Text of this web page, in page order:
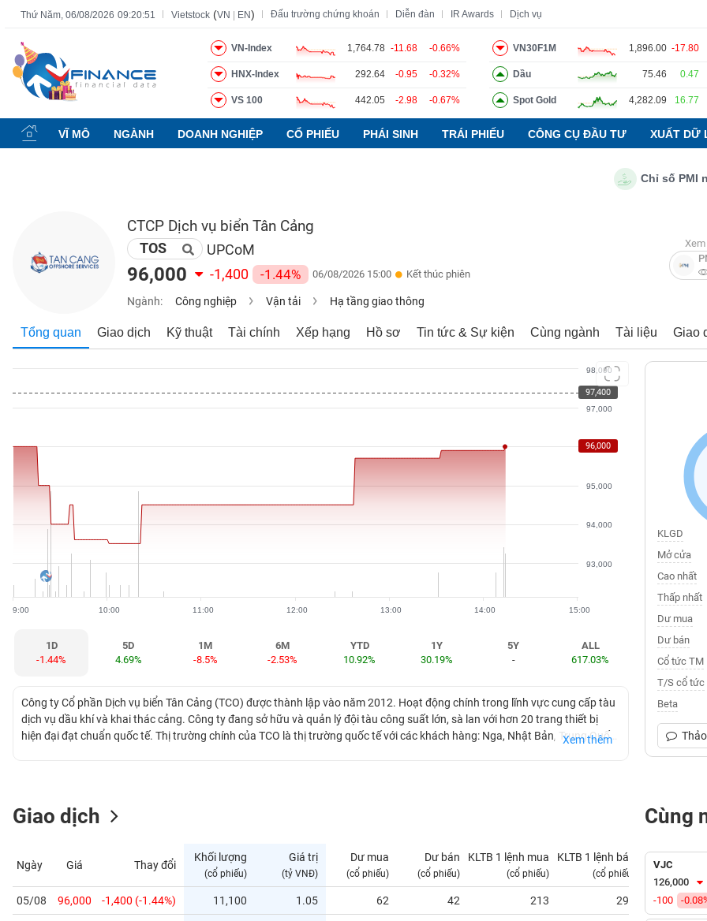
Thứ Năm, 06/08/2026 09:20:52 Vietstock (VN EN) Đấu trường chứng khoán Diễn đàn IR Awards Dịch vụ
VN-Index 1,764.78 -11.68 -0.66%
HNX-Index 292.64 -0.95 -0.32%
VS 100 442.05 -2.98 -0.67%
VN30F1M 1,896.00 -17.80
Dầu 75.46 0.47
Spot Gold 4,282.09 16.77
VĨ MÔ NGÀNH DOANH NGHIỆP CỔ PHIẾU PHÁI SINH TRÁI PHIẾU CÔNG CỤ ĐẦU TƯ XUẤT DỮ
Chỉ số PMI
CTCP Dịch vụ biển Tân Cảng
TOS UPCoM
96,000 -1,400 -1.44% 06/08/2026 15:00 Kết thúc phiên
Ngành: Công nghiệp Vận tải Hạ tầng giao thông
Tổng quan Giao dịch Kỹ thuật Tài chính Xếp hạng Hồ sơ Tin tức & Sự kiện Cùng ngành Tài liệu Giao
93,000
94,000
95,000
96,000
97,000
98,000
9:00 10:00 11:00 12:00 13:00 14:00 15:00
97,400
96,000
1D
-1.44%
5D
4.69%
1M
-8.5%
6M
-2.53%
YTD
10.92%
1Y
30.19%
5Y
-
ALL
617.03%
Công ty Cổ phần Dịch vụ biển Tân Cảng (TCO) được thành lập vào năm 2012. Hoạt động chính trong lĩnh vực cung cấp tàu
dịch vụ dầu khí và khai thác cảng. Công ty đang sở hữu và quản lý đội tàu công suất lớn, sà lan với hơn 20 trang thiết bị
hiện đại đạt chuẩn quốc tế. Thị trường chính của TCO là thị trường quốc tế với các khách hàng: Nga, Nhật Bản, Trung Quốc,
Xem thêm
KLGD
Mở cửa
Cao nhất
Thấp nhất
Dư mua
Dư bán
Cổ tức TM
T/S cổ tức
Beta
Giao dịch
Ngày Giá Thay đổi
Khối lượng
(cổ phiếu)
Giá trị
(tỷ VNĐ)
Dư mua
(cổ phiếu)
Dư bán
(cổ phiếu)
KLTB 1 lệnh mua
(cổ phiếu)
KLTB 1 lệnh bán
(cổ phiếu)
05/08 96,000 -1,400 (-1.44%) 11,100 1.05 62 42 213 293 0.00
Cùng
VJC
126,000
-100
-
Tất cả Tính năng Ngành Mã chứng khoán Lãnh đạo Báo cáo phân tích Thuật ngữ
Tính
năng
(-)
KHOÁN
NGHIỆP
BẤT
ĐỘNG
TÀI
CHÍNH
HÓA
GIỚI
CÁ
NHÂN